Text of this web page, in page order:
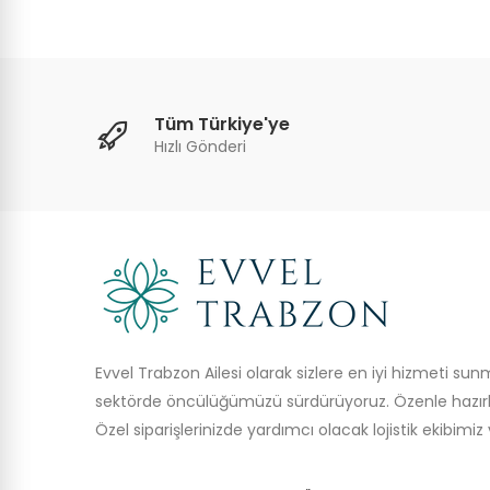
Tüm Türkiye'ye
Hızlı Gönderi
Evvel Trabzon Ailesi olarak sizlere en iyi hizmeti
sektörde öncülüğümüzü sürdürüyoruz. Özenle
Özel siparişlerinizde yardımcı olacak lojistik ekibimiz